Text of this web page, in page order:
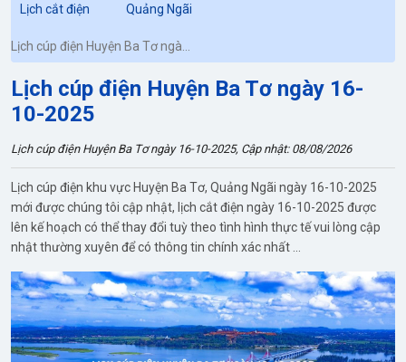
Lịch cắt điện Quảng Ngãi
Lịch cúp điện Huyện Ba Tơ ngày
16-10-2025
Lịch cúp điện Huyện Ba Tơ ngày 16-
10-2025
Lịch cúp điện Huyện Ba Tơ ngày 16-10-2025, Cập nhật: 08/08/2026
Lịch cúp điện khu vực Huyện Ba Tơ, Quảng Ngãi ngày 16-10-2025
mới được chúng tôi cập nhật, lịch cắt điện ngày 16-10-2025 được
lên kế hoạch có thể thay đổi tuỳ theo tình hình thực tế vui lòng cập
nhật thường xuyên để có thông tin chính xác nhất ...